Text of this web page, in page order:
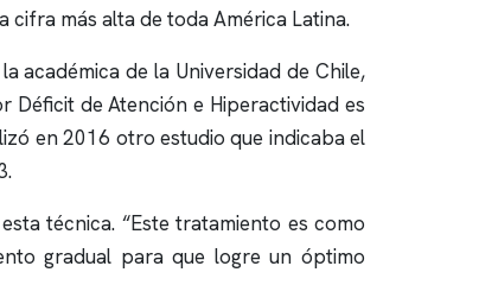
cifra más alta de toda América Latina.
académica de la Universidad de Chile,
Déficit de Atención e Hiperactividad es
en 2016 otro estudio que indicaba el
técnica. “Este tratamiento es como
gradual para que logre un óptimo